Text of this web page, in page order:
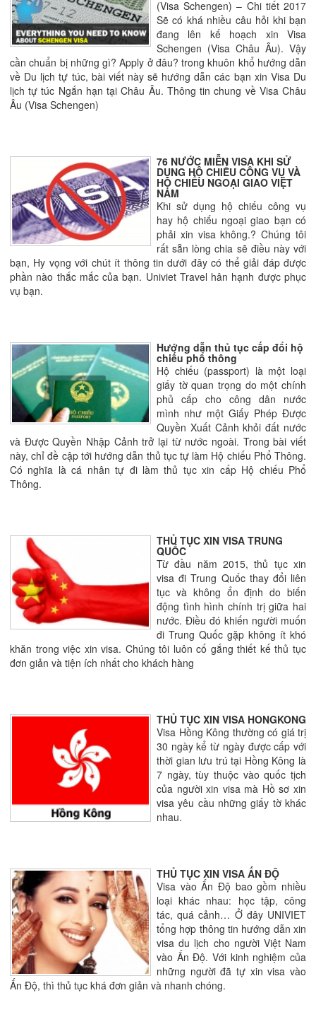
(Visa Schengen) – Chi tiết 2017
Sẽ có khá nhiều câu hỏi khi bạn
đang lên kế hoạch xin Visa
Schengen (Visa Châu Âu). Vậy
cần chuẩn bị những gì? Apply ở đâu? trong khuôn khổ hướng dẫn
về Du lịch tự túc, bài viết này sẽ hướng dẫn các bạn xin Visa Du
lịch tự túc Ngắn hạn tại Châu Âu. Thông tin chung về Visa Châu
Âu (Visa Schengen)
76 NƯỚC MIỄN VISA KHI SỬ
DỤNG HỘ CHIẾU CÔNG VỤ VÀ
HỘ CHIẾU NGOẠI GIAO VIỆT
NAM
Khi sử dụng hộ chiếu công vụ
hay hộ chiếu ngoại giao bạn có
phải xin visa không.? Chúng tôi
rất sẵn lòng chia sẽ điều này với
bạn, Hy vọng với chút ít thông tin dưới đây có thể giải đáp được
phần nào thắc mắc của bạn. Univiet Travel hân hạnh được phục
vụ bạn.
Hướng dẫn thủ tục cấp đổi hộ
chiếu phổ thông
Hộ chiếu (passport) là một loại
giấy tờ quan trọng do một chính
phủ cấp cho công dân nước
mình như một Giấy Phép Ðược
Quyền Xuất Cảnh khỏi đất nước
và Ðược Quyền Nhập Cảnh trở lại từ nước ngoài. Trong bài viết
này, chỉ đề cập tới hướng dẫn thủ tục tự làm Hộ chiếu Phổ Thông.
Có nghĩa là cá nhân tự đi làm thủ tục xin cấp Hộ chiếu Phổ
Thông.
THỦ TỤC XIN VISA TRUNG
QUỐC
Từ đầu năm 2015, thủ tục xin
visa đi Trung Quốc thay đổi liên
tục và không ổn định do biến
động tình hình chính trị giữa hai
nước. Điều đó khiến người muốn
đi Trung Quốc gặp không ít khó
khăn trong việc xin visa. Chúng tôi luôn cố gắng thiết kế thủ tục
đơn giản và tiện ích nhất cho khách hàng
THỦ TỤC XIN VISA HONGKONG
Visa Hồng Kông thường có giá trị
30 ngày kể từ ngày được cấp với
thời gian lưu trú tại Hồng Kông là
7 ngày, tùy thuộc vào quốc tịch
của người xin visa mà Hồ sơ xin
visa yêu cầu những giấy tờ khác
nhau.
THỦ TỤC XIN VISA ẤN ĐỘ
Visa vào Ấn Độ bao gồm nhiều
loại khác nhau: học tập, công
tác, quá cảnh… Ở đây UNIVIET
tổng hợp thông tin hướng dẫn xin
visa du lịch cho người Việt Nam
vào Ấn Độ. Với kinh nghiệm của
những người đã tự xin visa vào
Ấn Độ, thì thủ tục khá đơn giản và nhanh chóng.